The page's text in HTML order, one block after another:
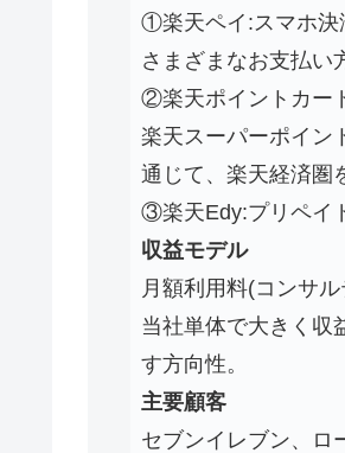
①楽天ペイ:スマホ決
さまざまなお支払い
②楽天ポイントカー
楽天スーパーポイン
通じて、楽天経済圏
③楽天Edy:プリペイ
収益モデル
月額利用料(コンサル
当社単体で大きく収
す方向性。
主要顧客
セブンイレブン、ロ